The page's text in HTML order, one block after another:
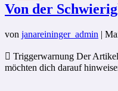
Von der
von janareininger_admin |
 Triggerwarnung Der
möchten dich darauf